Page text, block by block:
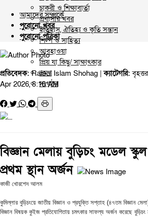
চাকরী ও শিক্ষাবার্তা
প্রবাসীর খবর
ইতিহাস, ঐতিহ্য ও কৃতি সন্তান
শিল্প ও সাহিত্য
আবহাওয়া
প্রিয় যা কিছু/ সাক্ষাৎকার
ভ্রমণ
সংগঠন
আমাদের সম্পর্কে
পুরোনো খবর
পুরোনো পত্রিকা
প্রতিবেদক:Raisul Islam Shohag |ক্যাটেগরি:
Apr 2026, 8:16 AM
বিজ্ঞান মেলায় বুড়িচং মডেল
প্রথম স্থান অর্জন
কাজী খোরশেদ আলম
কুমিল্লার বুড়িচংয়ে জাতীয় বিজ্ঞান ও প্রযুক্তি সপ্তাহ (৪৭তম বিজ্ঞান
বিজ্ঞান বিষয়ক কুইজ প্রতিযোগিতায় চমৎকার সাফল্য অর্জন করেছে